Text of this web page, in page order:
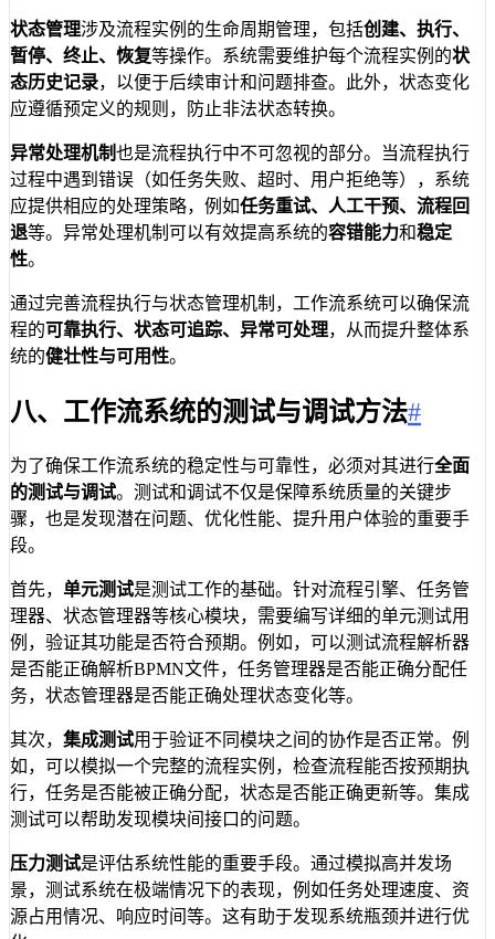
状态管理涉及流程实例的生命周期管理，包括创建、执行、
暂停、终止、恢复等操作。系统需要维护每个流程实例的状
态历史记录，以便于后续审计和问题排查。此外，状态变化
应遵循预定义的规则，防止非法状态转换。
异常处理机制也是流程执行中不可忽视的部分。当流程执行
过程中遇到错误（如任务失败、超时、用户拒绝等），系统
应提供相应的处理策略，例如任务重试、人工干预、流程回
退等。异常处理机制可以有效提高系统的容错能力和稳定
性。
通过完善流程执行与状态管理机制，工作流系统可以确保流
程的可靠执行、状态可追踪、异常可处理，从而提升整体系
统的健壮性与可用性。
八、工作流系统的测试与调试方法#
为了确保工作流系统的稳定性与可靠性，必须对其进行全面
的测试与调试。测试和调试不仅是保障系统质量的关键步
骤，也是发现潜在问题、优化性能、提升用户体验的重要手
段。
首先， 单元测试是测试工作的基础。针对流程引擎、任务管
理器、状态管理器等核心模块，需要编写详细的单元测试用
例，验证其功能是否符合预期。例如，可以测试流程解析器
是否能正确解析BPMN文件，任务管理器是否能正确分配任
务，状态管理器是否能正确处理状态变化等。
其次， 集成测试用于验证不同模块之间的协作是否正常。例
如，可以模拟一个完整的流程实例，检查流程能否按预期执
行，任务是否能被正确分配，状态是否能正确更新等。集成
测试可以帮助发现模块间接口的问题。
压力测试是评估系统性能的重要手段。通过模拟高并发场
景，测试系统在极端情况下的表现，例如任务处理速度、资
源占用情况、响应时间等。这有助于发现系统瓶颈并进行优